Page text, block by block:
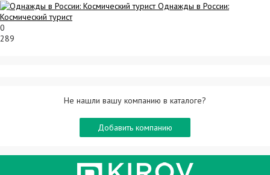
Однажды в России:
Космический турист
0
289
Не нашли вашу компанию в каталоге?
Добавить компанию